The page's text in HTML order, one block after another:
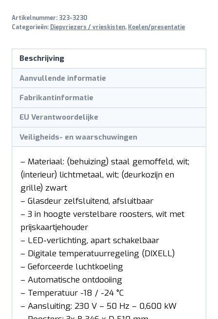
Artikelnummer: 323-3230
Categorieën: Diepvriezers / vrieskisten, Koelen/presentatie
Beschrijving
Aanvullende informatie
Fabrikantinformatie
EU Verantwoordelijke
Veiligheids- en waarschuwingen
– Materiaal: (behuizing) staal gemoffeld, wit;
(interieur) lichtmetaal, wit; (deurkozijn en
grille) zwart
– Glasdeur zelfsluitend, afsluitbaar
– 3 in hoogte verstelbare roosters, wit met
prijskaartjehouder
– LED-verlichting, apart schakelbaar
– Digitale temperatuurregeling (DIXELL)
– Geforceerde luchtkoeling
– Automatische ontdooiing
– Temperatuur -18 / -24 °C
– Aansluiting: 230 V – 50 Hz – 0,600 kW